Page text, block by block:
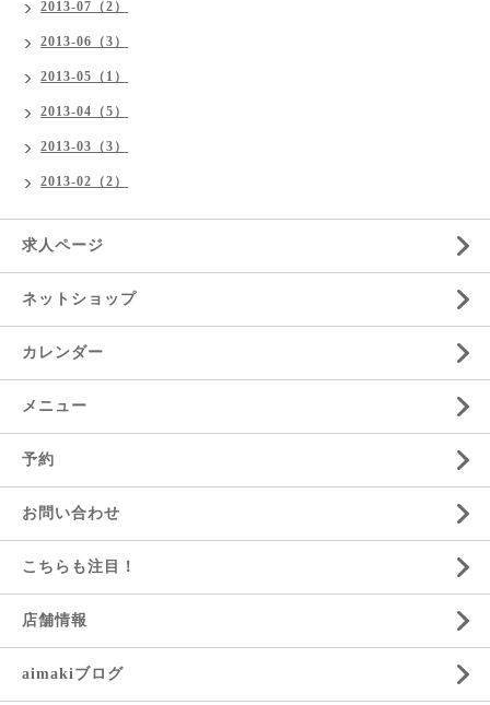
2013-07（2）
2013-06（3）
2013-05（1）
2013-04（5）
2013-03（3）
2013-02（2）
求人ページ
ネットショップ
カレンダー
メニュー
予約
お問い合わせ
こちらも注目！
店舗情報
aimakiブログ